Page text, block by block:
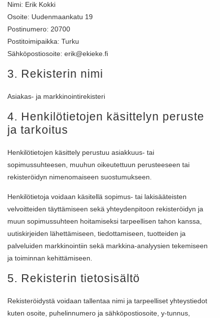
Nimi: Erik Kokki
Osoite: Uudenmaankatu 19
Postinumero: 20700
Postitoimipaikka: Turku
Sähköpostiosoite: erik@ekieke.fi
3. Rekisterin nimi
Asiakas- ja markkinointirekisteri
4. Henkilötietojen käsittelyn peruste
ja tarkoitus
Henkilötietojen käsittely perustuu asiakkuus- tai
sopimussuhteesen, muuhun oikeutettuun perusteeseen tai
rekisteröidyn nimenomaiseen suostumukseen.
Henkilötietoja voidaan käsitellä sopimus- tai lakisääteisten
velvoitteiden täyttämiseen sekä yhteydenpitoon rekisteröidyn ja
muun sopimussuhteen hoitamiseksi tarpeellisen tahon kanssa,
uutiskirjeiden lähettämiseen, tiedottamiseen, tuotteiden ja
palveluiden markkinointiin sekä markkina-analyysien tekemiseen
ja toiminnan kehittämiseen.
5. Rekisterin tietosisältö
Rekisteröidystä voidaan tallentaa nimi ja tarpeelliset yhteystiedot
kuten osoite, puhelinnumero ja sähköpostiosoite, y-tunnus,